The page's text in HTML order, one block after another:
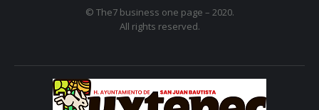
© The7 business one page – 2020.
All rights reserved.